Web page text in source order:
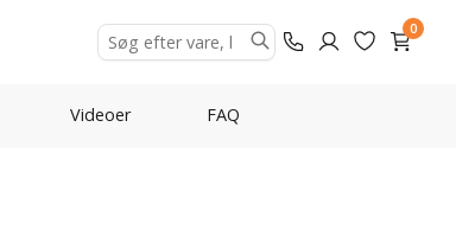
0
Videoer FAQ